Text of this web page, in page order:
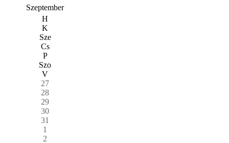
Szeptember
H
K
Sze
Cs
P
Szo
V
27
28
29
30
31
1
2